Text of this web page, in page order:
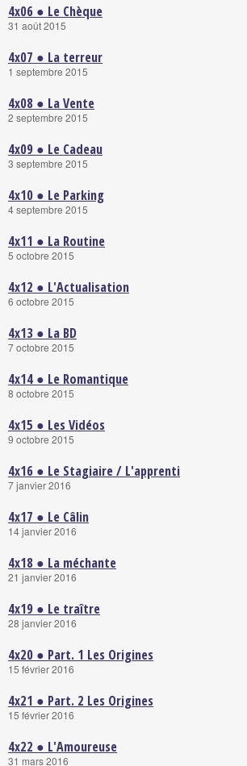
4x06 ● Le Chèque
31 août 2015
4x07 ● La terreur
1 septembre 2015
4x08 ● La Vente
2 septembre 2015
4x09 ● Le Cadeau
3 septembre 2015
4x10 ● Le Parking
4 septembre 2015
4x11 ● La Routine
5 octobre 2015
4x12 ● L'Actualisation
6 octobre 2015
4x13 ● La BD
7 octobre 2015
4x14 ● Le Romantique
8 octobre 2015
4x15 ● Les Vidéos
9 octobre 2015
4x16 ● Le Stagiaire / L'apprenti
7 janvier 2016
4x17 ● Le Câlin
14 janvier 2016
4x18 ● La méchante
21 janvier 2016
4x19 ● Le traître
28 janvier 2016
4x20 ● Part. 1 Les Origines
15 février 2016
4x21 ● Part. 2 Les Origines
15 février 2016
4x22 ● L'Amoureuse
31 mars 2016